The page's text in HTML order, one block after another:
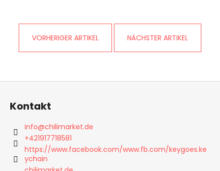
VORHERIGER ARTIKEL NÄCHSTER ARTIKEL
Kontakt
info@chilimarket.de
+421917718581
https://www.facebook.com/www.fb.com/keygoes.ke
ychain